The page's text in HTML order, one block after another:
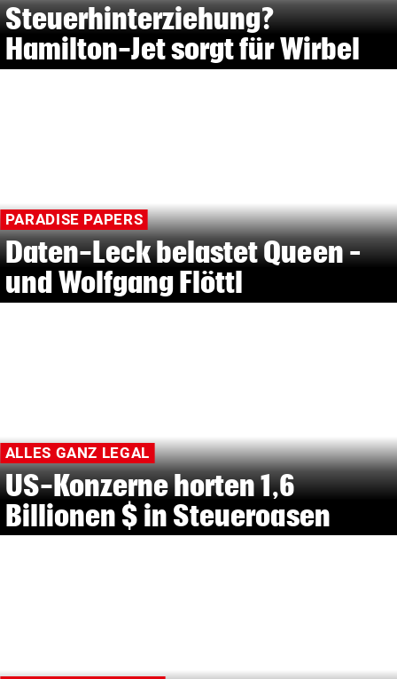
Steuerhinterziehung?
Hamilton-Jet sorgt für Wirbel
PARADISE PAPERS
Daten-Leck belastet Queen –
und Wolfgang Flöttl
ALLES GANZ LEGAL
US-Konzerne horten 1,6
Billionen $ in Steueroasen